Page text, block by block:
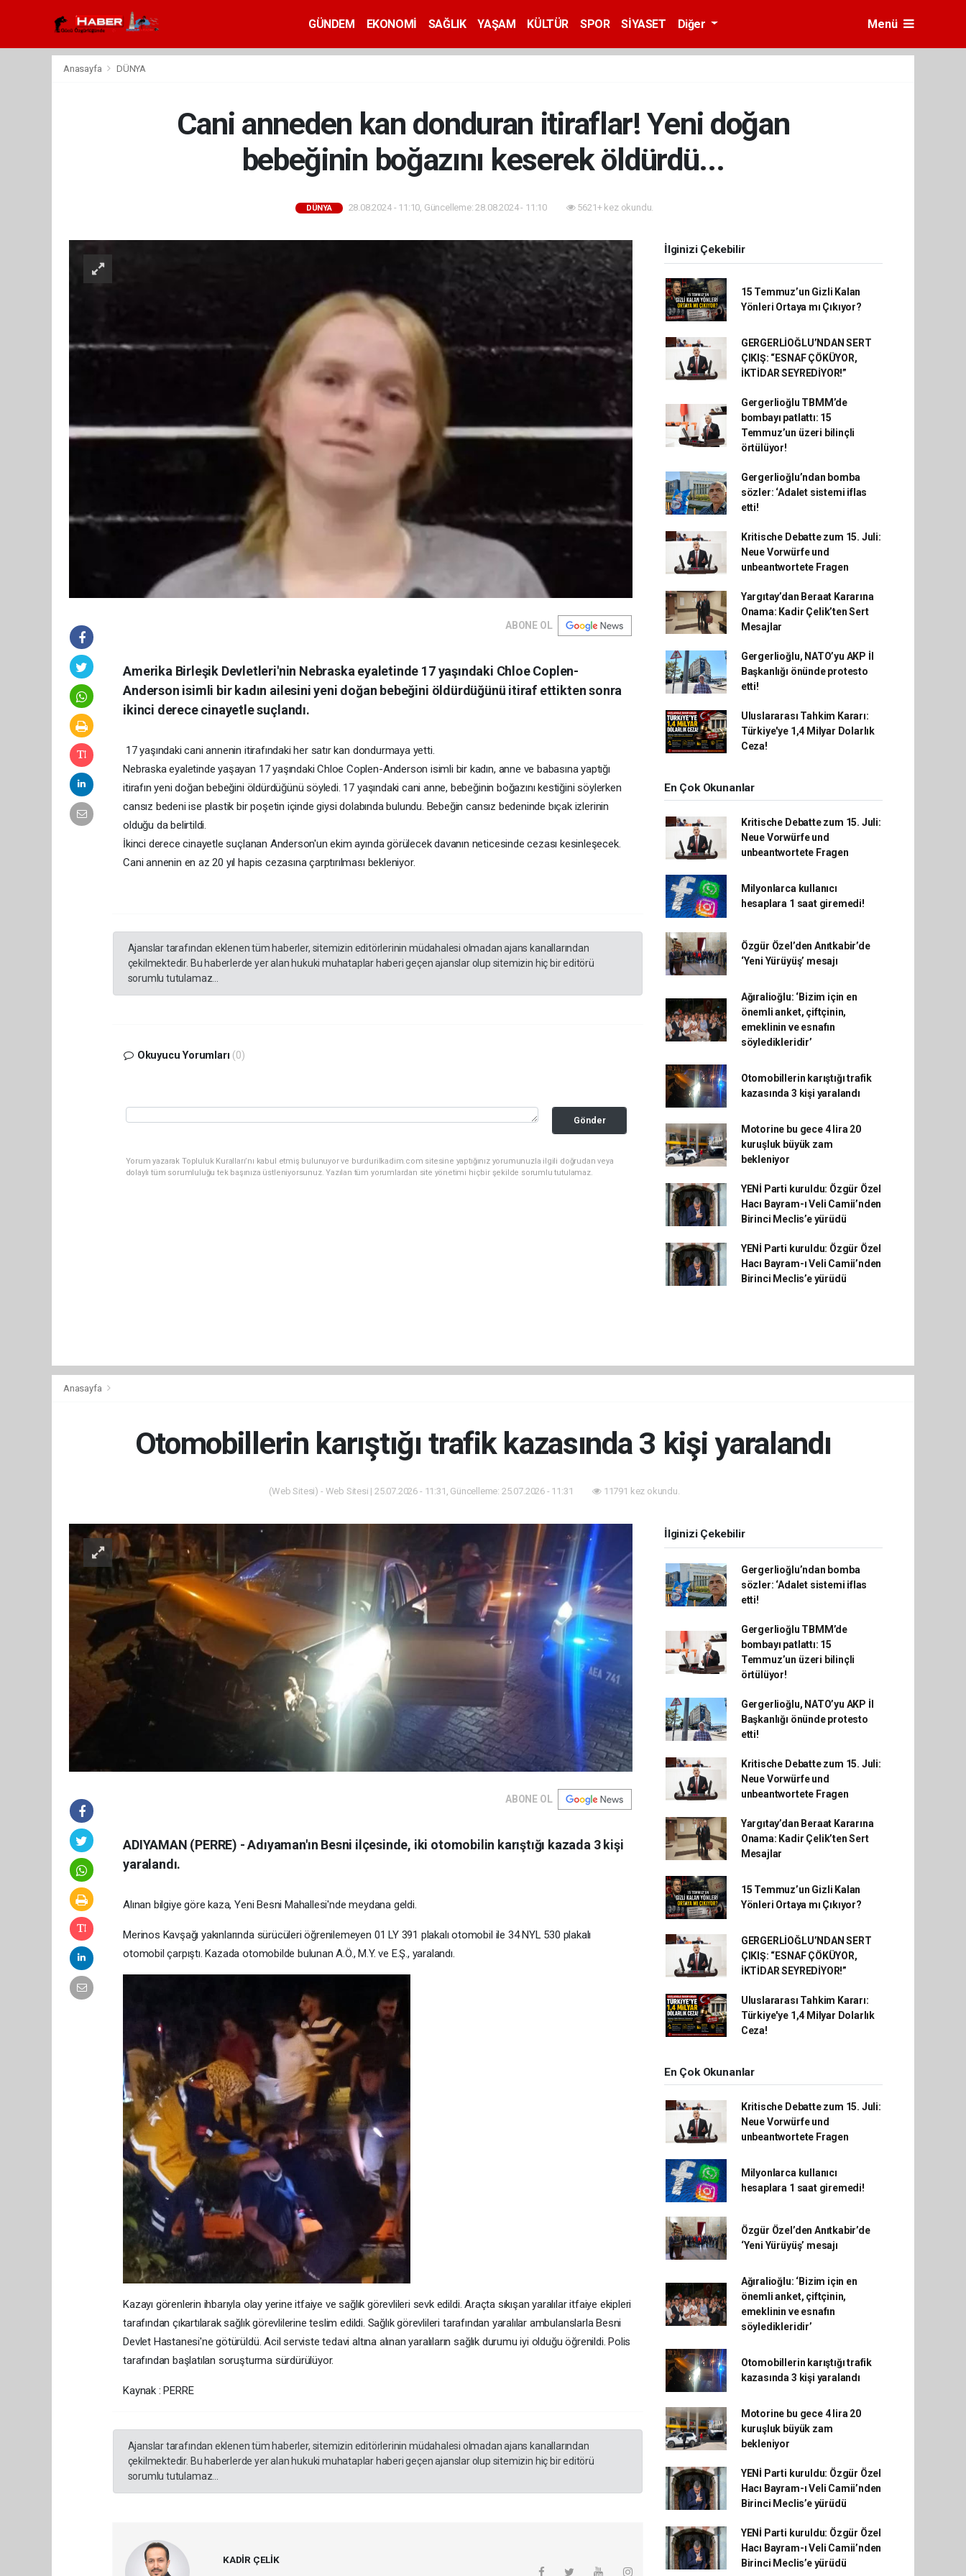
GÜNDEM EKONOMİ SAĞLIK YAŞAM KÜLTÜR SPOR SİYASET Diğer Menü
Anasayfa DÜNYA
Cani anneden kan donduran itiraflar! Yeni doğan
bebeğinin boğazını keserek öldürdü...
DÜNYA 28.08.2024 - 11:10, Güncelleme: 28.08.2024 - 11:10 5621+ kez okundu.
ABONE OL
Amerika Birleşik Devletleri'nin Nebraska eyaletinde 17 yaşındaki Chloe Coplen-
Anderson isimli bir kadın ailesini yeni doğan bebeğini öldürdüğünü itiraf ettikten sonra
ikinci derece cinayetle suçlandı.
17 yaşındaki cani annenin itirafındaki her satır kan dondurmaya yetti.
Nebraska eyaletinde yaşayan 17 yaşındaki Chloe Coplen-Anderson isimli bir kadın, anne ve babasına yaptığı
itirafın yeni doğan bebeğini öldürdüğünü söyledi. 17 yaşındaki cani anne, bebeğinin boğazını kestiğini söylerken
cansız bedeni ise plastik bir poşetin içinde giysi dolabında bulundu. Bebeğin cansız bedeninde bıçak izlerinin
olduğu da belirtildi.
İkinci derece cinayetle suçlanan Anderson'un ekim ayında görülecek davanın neticesinde cezası kesinleşecek.
Cani annenin en az 20 yıl hapis cezasına çarptırılması bekleniyor.
Ajanslar tarafından eklenen tüm haberler, sitemizin editörlerinin müdahalesi olmadan ajans kanallarından
çekilmektedir. Bu haberlerde yer alan hukuki muhataplar haberi geçen ajanslar olup sitemizin hiç bir editörü
sorumlu tutulamaz...
Okuyucu Yorumları (0)
Gönder
Yorum yazarak Topluluk Kuralları’nı kabul etmiş bulunuyor ve burdurilkadim.com sitesine yaptığınız yorumunuzla ilgili doğrudan veya
dolaylı tüm sorumluluğu tek başınıza üstleniyorsunuz. Yazılan tüm yorumlardan site yönetimi hiçbir şekilde sorumlu tutulamaz.
İlginizi Çekebilir
15 Temmuz’un Gizli Kalan
Yönleri Ortaya mı Çıkıyor?
GERGERLİOĞLU’NDAN SERT
ÇIKIŞ: “ESNAF ÇÖKÜYOR,
İKTİDAR SEYREDİYOR!”
Gergerlioğlu TBMM’de
bombayı patlattı: 15
Temmuz’un üzeri bilinçli
örtülüyor!
Gergerlioğlu’ndan bomba
sözler: ‘Adalet sistemi iflas
etti!
Kritische Debatte zum 15. Juli:
Neue Vorwürfe und
unbeantwortete Fragen
Yargıtay’dan Beraat Kararına
Onama: Kadir Çelik’ten Sert
Mesajlar
Gergerlioğlu, NATO’yu AKP İl
Başkanlığı önünde protesto
etti!
Uluslararası Tahkim Kararı:
Türkiye'ye 1,4 Milyar Dolarlık
Ceza!
En Çok Okunanlar
Kritische Debatte zum 15. Juli:
Neue Vorwürfe und
unbeantwortete Fragen
Milyonlarca kullanıcı
hesaplara 1 saat giremedi!
Özgür Özel’den Anıtkabir’de
‘Yeni Yürüyüş’ mesajı
Ağıralioğlu: ‘Bizim için en
önemli anket, çiftçinin,
emeklinin ve esnafın
söyledikleridir’
Otomobillerin karıştığı trafik
kazasında 3 kişi yaralandı
Motorine bu gece 4 lira 20
kuruşluk büyük zam
bekleniyor
YENİ Parti kuruldu: Özgür Özel
Hacı Bayram-ı Veli Camii’nden
Birinci Meclis’e yürüdü
YENİ Parti kuruldu: Özgür Özel
Hacı Bayram-ı Veli Camii’nden
Birinci Meclis’e yürüdü
Anasayfa
Otomobillerin karıştığı trafik kazasında 3 kişi yaralandı
(Web Sitesi) - Web Sitesi | 25.07.2026 - 11:31, Güncelleme: 25.07.2026 - 11:31 11791 kez okundu.
ABONE OL
ADIYAMAN (PERRE) - Adıyaman'ın Besni ilçesinde, iki otomobilin karıştığı kazada 3 kişi
yaralandı.
Alınan bilgiye göre kaza, Yeni Besni Mahallesi'nde meydana geldi.
Merinos Kavşağı yakınlarında sürücüleri öğrenilemeyen 01 LY 391 plakalı otomobil ile 34 NYL 530 plakalı
otomobil çarpıştı. Kazada otomobilde bulunan A.Ö., M.Y. ve E.Ş., yaralandı.
Kazayı görenlerin ihbarıyla olay yerine itfaiye ve sağlık görevlileri sevk edildi. Araçta sıkışan yaralılar itfaiye ekipleri
tarafından çıkartılarak sağlık görevlilerine teslim edildi. Sağlık görevlileri tarafından yaralılar ambulanslarla Besni
Devlet Hastanesi'ne götürüldü. Acil serviste tedavi altına alınan yaralıların sağlık durumu iyi olduğu öğrenildi. Polis
tarafından başlatılan soruşturma sürdürülüyor.
Kaynak : PERRE
Ajanslar tarafından eklenen tüm haberler, sitemizin editörlerinin müdahalesi olmadan ajans kanallarından
çekilmektedir. Bu haberlerde yer alan hukuki muhataplar haberi geçen ajanslar olup sitemizin hiç bir editörü
sorumlu tutulamaz...
KADİR ÇELİK
İlginizi Çekebilir
Gergerlioğlu’ndan bomba
sözler: ‘Adalet sistemi iflas
etti!
Gergerlioğlu TBMM’de
bombayı patlattı: 15
Temmuz’un üzeri bilinçli
örtülüyor!
Gergerlioğlu, NATO’yu AKP İl
Başkanlığı önünde protesto
etti!
Kritische Debatte zum 15. Juli:
Neue Vorwürfe und
unbeantwortete Fragen
Yargıtay’dan Beraat Kararına
Onama: Kadir Çelik’ten Sert
Mesajlar
15 Temmuz’un Gizli Kalan
Yönleri Ortaya mı Çıkıyor?
GERGERLİOĞLU’NDAN SERT
ÇIKIŞ: “ESNAF ÇÖKÜYOR,
İKTİDAR SEYREDİYOR!”
Uluslararası Tahkim Kararı:
Türkiye'ye 1,4 Milyar Dolarlık
Ceza!
En Çok Okunanlar
Kritische Debatte zum 15. Juli:
Neue Vorwürfe und
unbeantwortete Fragen
Milyonlarca kullanıcı
hesaplara 1 saat giremedi!
Özgür Özel’den Anıtkabir’de
‘Yeni Yürüyüş’ mesajı
Ağıralioğlu: ‘Bizim için en
önemli anket, çiftçinin,
emeklinin ve esnafın
söyledikleridir’
Otomobillerin karıştığı trafik
kazasında 3 kişi yaralandı
Motorine bu gece 4 lira 20
kuruşluk büyük zam
bekleniyor
YENİ Parti kuruldu: Özgür Özel
Hacı Bayram-ı Veli Camii’nden
Birinci Meclis’e yürüdü
YENİ Parti kuruldu: Özgür Özel
Hacı Bayram-ı Veli Camii’nden
Birinci Meclis’e yürüdü